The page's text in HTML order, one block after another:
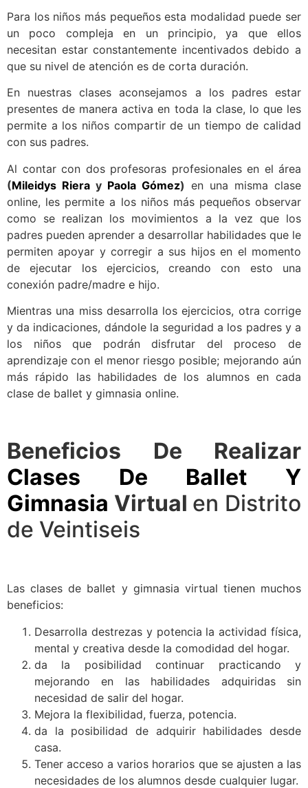
Para los niños más pequeños esta modalidad puede ser
un poco compleja en un principio, ya que ellos
necesitan estar constantemente incentivados debido a
que su nivel de atención es de corta duración.
En nuestras clases aconsejamos a los padres estar
presentes de manera activa en toda la clase, lo que les
permite a los niños compartir de un tiempo de calidad
con sus padres.
Al contar con dos profesoras profesionales en el área
(Mileidys Riera y Paola Gómez) en una misma clase
online, les permite a los niños más pequeños observar
como se realizan los movimientos a la vez que los
padres pueden aprender a desarrollar habilidades que le
permiten apoyar y corregir a sus hijos en el momento
de ejecutar los ejercicios, creando con esto una
conexión padre/madre e hijo.
Mientras una miss desarrolla los ejercicios, otra corrige
y da indicaciones, dándole la seguridad a los padres y a
los niños que podrán disfrutar del proceso de
aprendizaje con el menor riesgo posible; mejorando aún
más rápido las habilidades de los alumnos en cada
clase de ballet y gimnasia online.
Beneficios De Realizar
Clases De Ballet Y
Gimnasia Virtual en Distrito
de Veintiseis
Las clases de ballet y gimnasia virtual tienen muchos
beneficios:
Desarrolla destrezas y potencia la actividad física,
mental y creativa desde la comodidad del hogar.
da la posibilidad continuar practicando y
mejorando en las habilidades adquiridas sin
necesidad de salir del hogar.
Mejora la flexibilidad, fuerza, potencia.
da la posibilidad de adquirir habilidades desde
casa.
Tener acceso a varios horarios que se ajusten a las
necesidades de los alumnos desde cualquier lugar.